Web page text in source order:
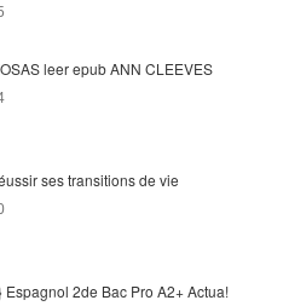
leer epub ANN CLEEVES
ses transitions de vie
2de Bac Pro A2+ Actua!